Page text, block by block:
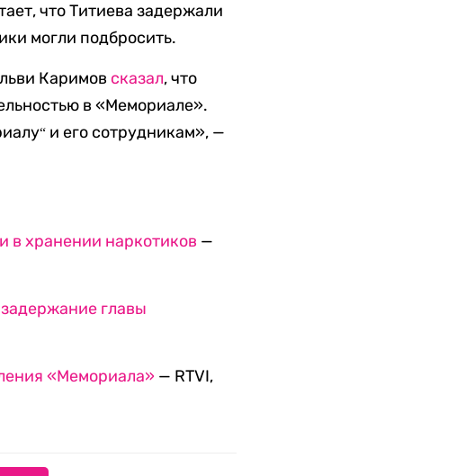
что Титиева задержали
могли подбросить.
Каримов сказал, что
в «Мемориале».
“ и его сотрудникам», —
в хранении наркотиков —
главы
«Мемориала» — RTVI,